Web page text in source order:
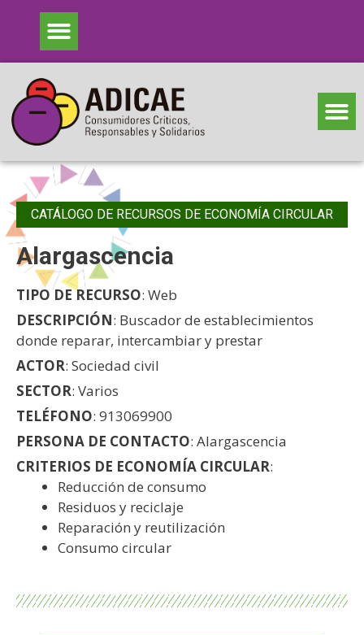
CATÁLOGO DE RECURSOS DE ECONOMÍA CIRCULAR
Alargascencia
TIPO DE RECURSO: Web
DESCRIPCIÓN: Buscador de establecimientos
donde reparar, intercambiar y prestar
ACTOR: Sociedad civil
SECTOR: Varios
TELÉFONO: 913069900
PERSONA DE CONTACTO: Alargascencia
CRITERIOS DE ECONOMÍA CIRCULAR:
Reducción de consumo
Residuos y reciclaje
Reparación y reutilización
Consumo circular